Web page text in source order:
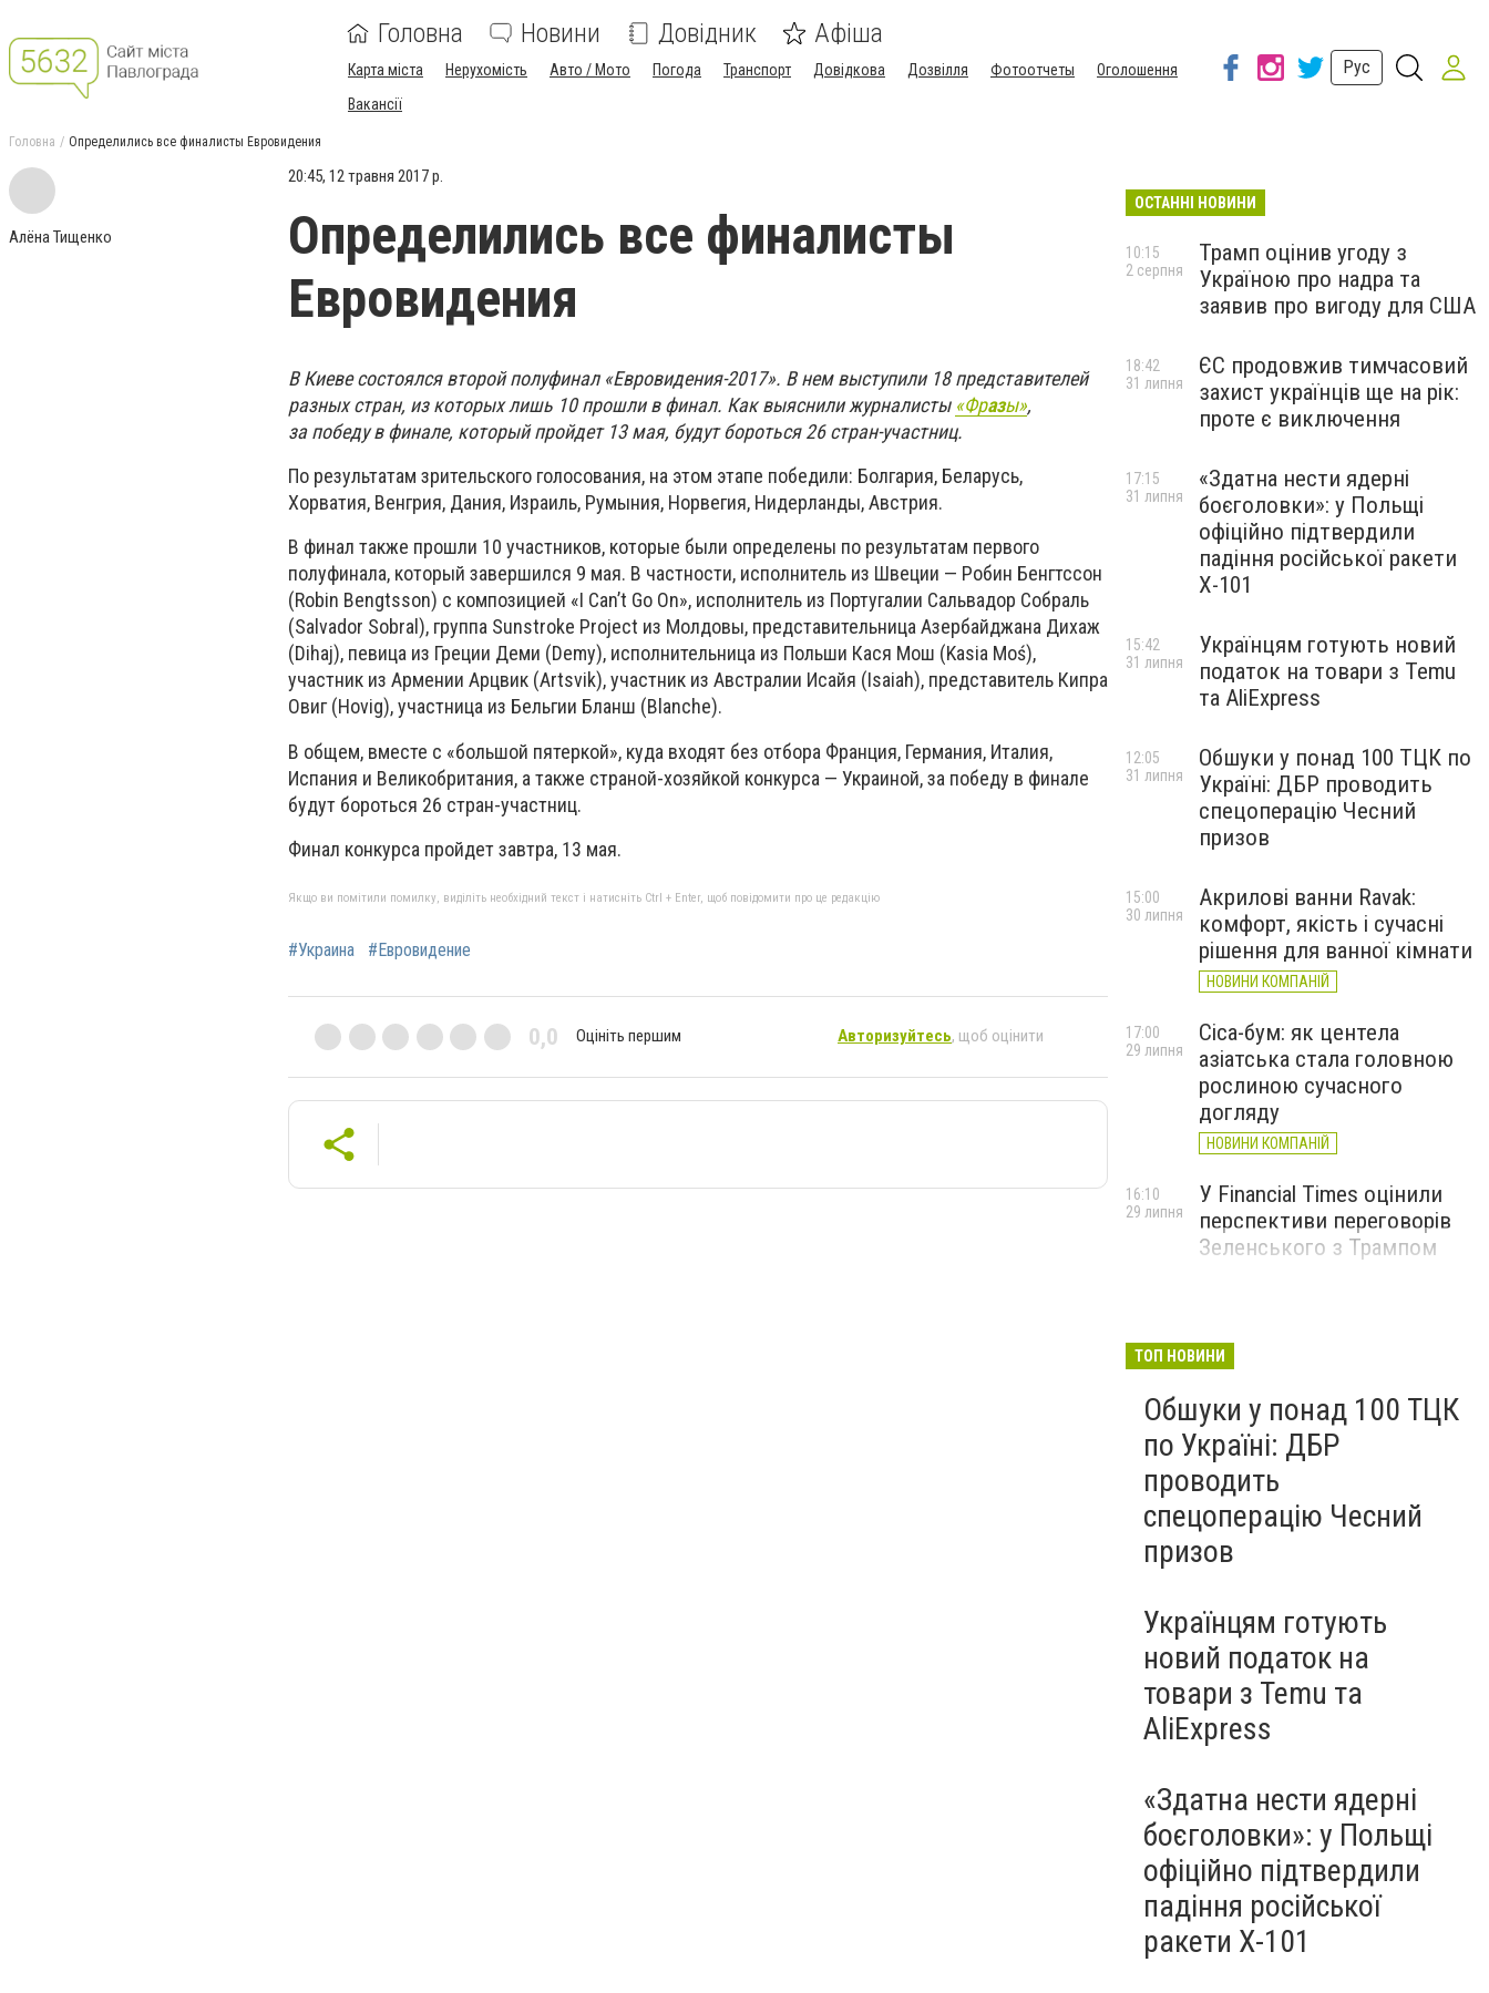
Головна Новини Довідник Афіша
Карта міста Нерухомість Авто / Мото Погода Транспорт Довідкова Дозвілля Фотоотчеты
Оголошення
Вакансії
Рус
Головна Определились все финалисты Евровидения
Алёна Тищенко
20:45, 12 травня 2017 р.
Определились все финалисты
Евровидения
В Киеве состоялся второй полуфинал «Евровидения-2017». В нем выступили 18 представителей
разных стран, из которых лишь 10 прошли в финал. Как выяснили журналисты «Фразы»,
за победу в финале, который пройдет 13 мая, будут бороться 26 стран-участниц.
По результатам зрительского голосования, на этом этапе победили: Болгария, Беларусь,
Хорватия, Венгрия, Дания, Израиль, Румыния, Норвегия, Нидерланды, Австрия.
В финал также прошли 10 участников, которые были определены по результатам первого
полуфинала, который завершился 9 мая. В частности, исполнитель из Швеции — Робин Бенгтссон
(Robin Bengtsson) с композицией «I Can’t Go On», исполнитель из Португалии Сальвадор Собраль
(Salvador Sobral), группа Sunstroke Project из Молдовы, представительница Азербайджана Дихаж
(Dihaj), певица из Греции Деми (Demy), исполнительница из Польши Кася Мош (Kasia Moś),
участник из Армении Арцвик (Artsvik), участник из Австралии Исайя (Isaiah), представитель Кипра
Овиг (Hovig), участница из Бельгии Бланш (Blanche).
В общем, вместе с «большой пятеркой», куда входят без отбора Франция, Германия, Италия,
Испания и Великобритания, а также страной-хозяйкой конкурса — Украиной, за победу в финале
будут бороться 26 стран-участниц.
Финал конкурса пройдет завтра, 13 мая.
Якщо ви помітили помилку, виділіть необхідний текст і натисніть Ctrl + Enter, щоб повідомити про це редакцію
#Украина #Евровидение
0,0 Оцініть першим Авторизуйтесь, щоб оцінити
ОСТАННІ НОВИНИ
Трамп оцінив угоду з
Україною про надра та
заявив про вигоду для США
10:15
2 серпня
ЄС продовжив тимчасовий
захист українців ще на рік:
проте є виключення
18:42
31 липня
«Здатна нести ядерні
боєголовки»: у Польщі
офіційно підтвердили
падіння російської ракети
Х-101
17:15
31 липня
Українцям готують новий
податок на товари з Temu
та AliExpress
15:42
31 липня
Обшуки у понад 100 ТЦК по
Україні: ДБР проводить
спецоперацію Чесний
призов
12:05
31 липня
Акрилові ванни Ravak:
комфорт, якість і сучасні
рішення для ванної кімнати
НОВИНИ КОМПАНІЙ
15:00
30 липня
Cica-бум: як центела
азіатська стала головною
рослиною сучасного
догляду
НОВИНИ КОМПАНІЙ
17:00
29 липня
У Financial Times оцінили
перспективи переговорів
Зеленського з Трампом
16:10
29 липня
ТОП НОВИНИ
Обшуки у понад 100 ТЦК
по Україні: ДБР
проводить
спецоперацію Чесний
призов
Українцям готують
новий податок на
товари з Temu та
AliExpress
«Здатна нести ядерні
боєголовки»: у Польщі
офіційно підтвердили
падіння російської
ракети Х-101